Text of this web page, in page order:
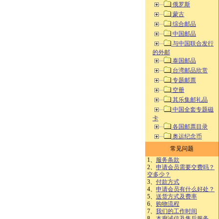
俄罗斯
蒙古
综合邮品
中国邮品
与中国联合发行
的外邮
泰国邮品
台湾邮品欣赏
专题邮票
空册
其乐集邮礼品
中国全套专题磁
卡
各国邮票目录
奥运纪念币
常见问题
1、 服务条款
2、 申请会员需要交费吗？
交多少？
3、 付款方式
4、 申请会员有什么好处？
5、 送货方式及费率
6、 购物流程
7、 我们的工作时间